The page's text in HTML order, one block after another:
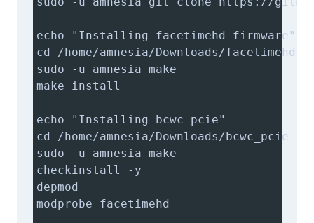
echo "Installing facetimehd-firmware"
cd /home/amnesia/Downloads/facetimehd-
sudo -u amnesia make
make install
echo "Installing bcwc_pcie"
cd /home/amnesia/Downloads/bcwc_pcie
sudo -u amnesia make
checkinstall -y
depmod
modprobe facetimehd